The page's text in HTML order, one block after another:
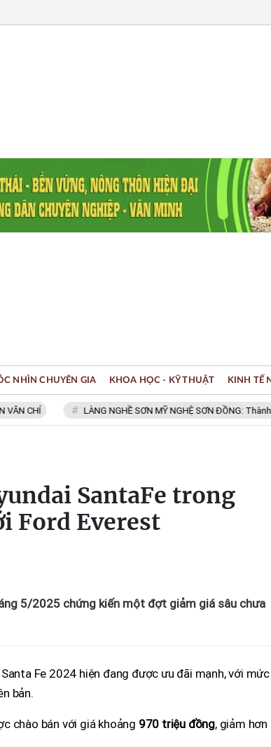
LÀNG NGHỀ SƠN MỸ NGHỆ SƠN ĐỒNG: Thành
NHÌN CHUYÊN GIA KHOA HỌC - KỸ THUẬT KINH TẾ
SantaFe trong
Ford Everest
5/2025 chứng kiến một đợt giảm giá sâu chưa
Fe 2024 hiện đang được ưu đãi mạnh, với mức
bản.
chào bán với giá khoảng 970 triệu đồng, giảm hơn